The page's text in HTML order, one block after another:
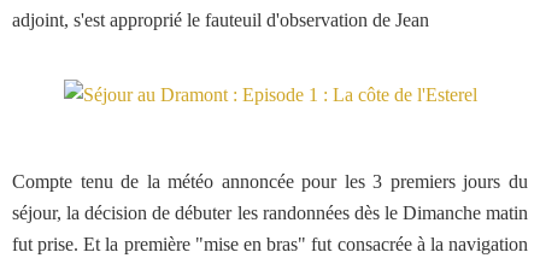
adjoint, s'est approprié le fauteuil d'observation de Jean
Compte tenu de la météo annoncée pour les 3 premiers jours du
séjour, la décision de débuter les randonnées dès le Dimanche matin
fut prise. Et la première "mise en bras" fut consacrée à la navigation